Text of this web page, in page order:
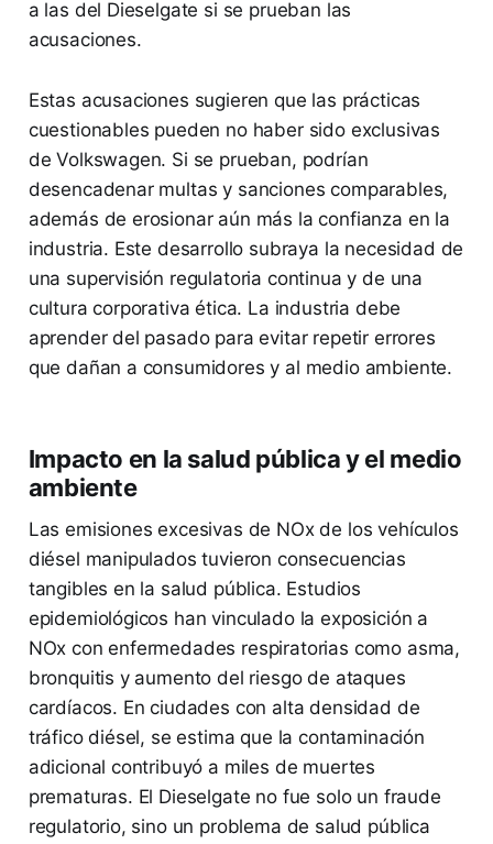
a las del Dieselgate si se prueban las
acusaciones.
Estas acusaciones sugieren que las prácticas
cuestionables pueden no haber sido exclusivas
de Volkswagen. Si se prueban, podrían
desencadenar multas y sanciones comparables,
además de erosionar aún más la confianza en la
industria. Este desarrollo subraya la necesidad de
una supervisión regulatoria continua y de una
cultura corporativa ética. La industria debe
aprender del pasado para evitar repetir errores
que dañan a consumidores y al medio ambiente.
Impacto en la salud pública y el medio
ambiente
Las emisiones excesivas de NOx de los vehículos
diésel manipulados tuvieron consecuencias
tangibles en la salud pública. Estudios
epidemiológicos han vinculado la exposición a
NOx con enfermedades respiratorias como asma,
bronquitis y aumento del riesgo de ataques
cardíacos. En ciudades con alta densidad de
tráfico diésel, se estima que la contaminación
adicional contribuyó a miles de muertes
prematuras. El Dieselgate no fue solo un fraude
regulatorio, sino un problema de salud pública